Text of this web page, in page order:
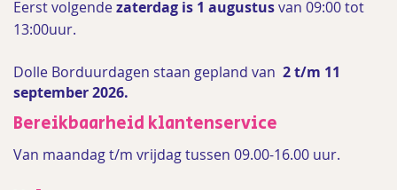
Eerst volgendezaterdag is 1 augustusvan 09:00 tot
13:00uur.
Dolle Borduurdagen staan gepland van 2 t/m 11
september 2026.
Bereikbaarheid klantenservice
Van maandag t/m vrijdag tussen 09.00-16.00 uur.